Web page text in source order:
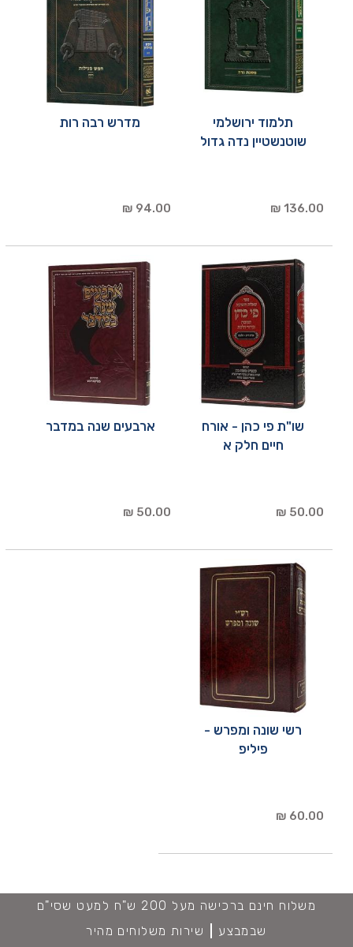
תלמוד ירושלמי
שוטנשטיין נדה גדול
136.00 ₪
מדרש רבה רות
94.00 ₪
שו"ת פי כהן - אורח
חיים חלק א
50.00 ₪
ארבעים שנה במדבר
50.00 ₪
רשי שונה ומפרש -
פיליפ
60.00 ₪
משלוח חינם ברכישה מעל 200 ש"ח למעט שסי"ם
שבמבצע
שירות משלוחים מהיר